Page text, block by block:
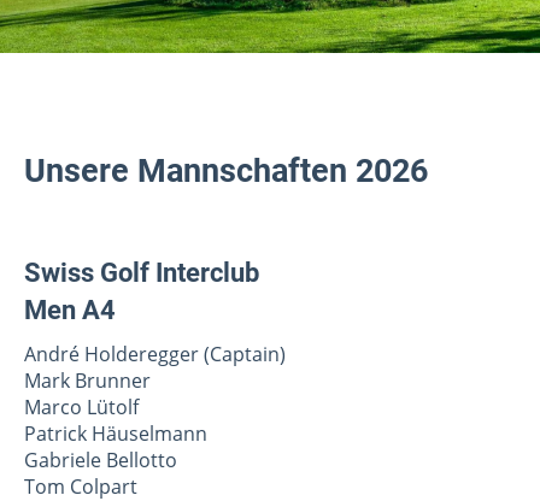
Unsere Mannschaften 2026
Swiss Golf Interclub
Men A4
André Holderegger (Captain)
Mark Brunner
Marco Lütolf
Patrick Häuselmann
Gabriele Bellotto
Tom Colpart